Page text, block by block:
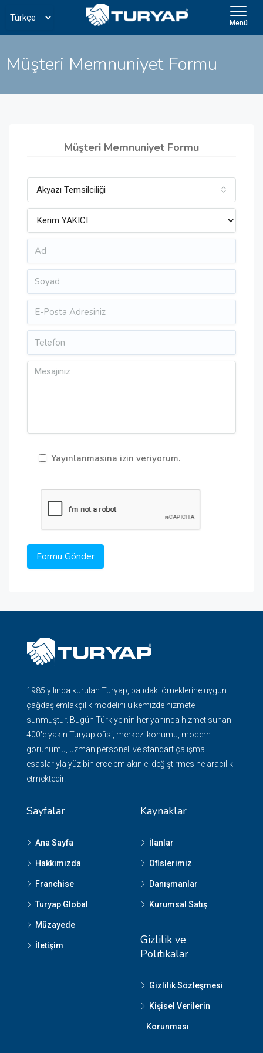
Menü
Müşteri Memnuniyet Formu
Müşteri Memnuniyet Formu
Akyazı Temsilciliği
Yayınlanmasına izin veriyorum.
1985 yılında kurulan Turyap, batıdaki örneklerine uygun
çağdaş emlakçılık modelini ülkemizde hizmete
sunmuştur. Bugün Türkiye'nin her yanında hizmet sunan
400'e yakın Turyap ofisi, merkezi konumu, modern
görünümü, uzman personeli ve standart çalışma
esaslarıyla yüz binlerce emlakın el değiştirmesine aracılık
etmektedir.
Sayfalar
Ana Sayfa
Hakkımızda
Franchise
Turyap Global
Müzayede
İletişim
Kaynaklar
İlanlar
Ofislerimiz
Danışmanlar
Kurumsal Satış
Gizlilik ve
Politikalar
Gizlilik Sözleşmesi
Kişisel Verilerin
Korunması